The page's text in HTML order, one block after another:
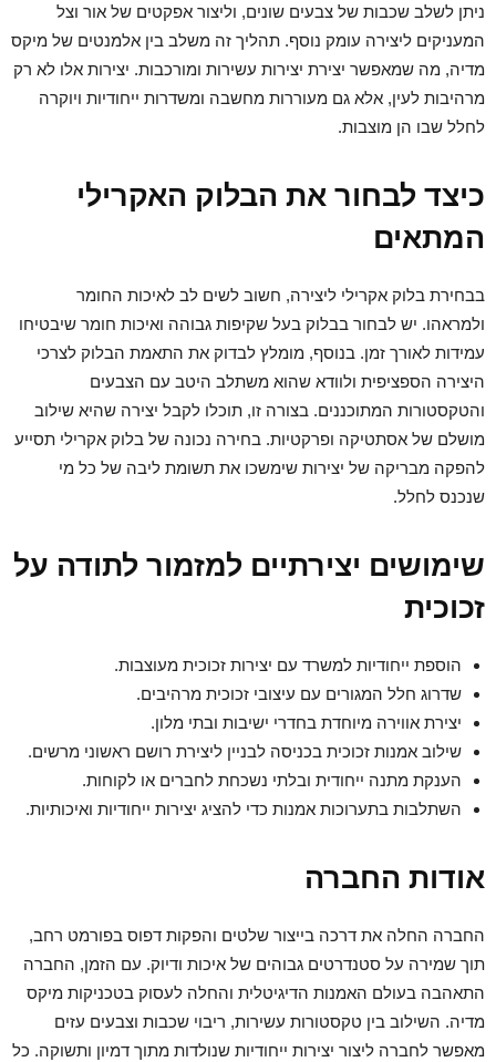
ניתן לשלב שכבות של צבעים שונים, וליצור אפקטים של אור וצל
המעניקים ליצירה עומק נוסף. תהליך זה משלב בין אלמנטים של מיקס
מדיה, מה שמאפשר יצירת יצירות עשירות ומורכבות. יצירות אלו לא רק
מרהיבות לעין, אלא גם מעוררות מחשבה ומשדרות ייחודיות ויוקרה
לחלל שבו הן מוצבות.
כיצד לבחור את הבלוק האקרילי
המתאים
בבחירת בלוק אקרילי ליצירה, חשוב לשים לב לאיכות החומר
ולמראהו. יש לבחור בבלוק בעל שקיפות גבוהה ואיכות חומר שיבטיחו
עמידות לאורך זמן. בנוסף, מומלץ לבדוק את התאמת הבלוק לצרכי
היצירה הספציפית ולוודא שהוא משתלב היטב עם הצבעים
והטקסטורות המתוכננים. בצורה זו, תוכלו לקבל יצירה שהיא שילוב
מושלם של אסתטיקה ופרקטיות. בחירה נכונה של בלוק אקרילי תסייע
להפקה מבריקה של יצירות שימשכו את תשומת ליבה של כל מי
שנכנס לחלל.
שימושים יצירתיים למזמור לתודה על
זכוכית
הוספת ייחודיות למשרד עם יצירות זכוכית מעוצבות.
שדרוג חלל המגורים עם עיצובי זכוכית מרהיבים.
יצירת אווירה מיוחדת בחדרי ישיבות ובתי מלון.
שילוב אמנות זכוכית בכניסה לבניין ליצירת רושם ראשוני מרשים.
הענקת מתנה ייחודית ובלתי נשכחת לחברים או לקוחות.
השתלבות בתערוכות אמנות כדי להציג יצירות ייחודיות ואיכותיות.
אודות החברה
החברה החלה את דרכה בייצור שלטים והפקות דפוס בפורמט רחב,
תוך שמירה על סטנדרטים גבוהים של איכות ודיוק. עם הזמן, החברה
התאהבה בעולם האמנות הדיגיטלית והחלה לעסוק בטכניקות מיקס
מדיה. השילוב בין טקסטורות עשירות, ריבוי שכבות וצבעים עזים
מאפשר לחברה ליצור יצירות ייחודיות שנולדות מתוך דמיון ותשוקה. כל